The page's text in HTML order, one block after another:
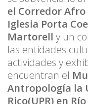
el Corredor Afro
Iglesia Porta
Martorell y un
las entidades
actividades y
encuentran el
Antropología la
Rico(UPR) en